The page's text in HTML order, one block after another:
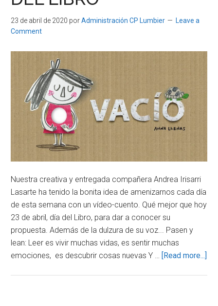
23 de abril de 2020 porAdministración CP Lumbier
Leave a
Comment
Nuestra creativa y entregada compañera Andrea Irisarri
Lasarte ha tenido la bonita idea de amenizarnos cada día
de esta semana con un vídeo-cuento. Qué mejor que hoy
23 de abril, día del Libro, para dar a conocer su
propuesta. Además de la dulzura de su voz... Pasen y
lean: Leer es vivir muchas vidas, es sentir muchas
emociones, es descubrir cosas nuevas Y … [Read more...]